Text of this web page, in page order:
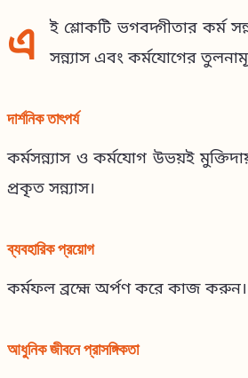
এ
ই শ্লোকটি ভগবদ্গীতার কর্ম
সন্ন্যাস এবং কর্মযোগের
দার্শনিক তাৎপর্য
কর্মসন্ন্যাস ও কর্মযোগ উভয়ই
প্রকৃত সন্ন্যাস।
ব্যবহারিক প্রয়োগ
কর্মফল ব্রহ্মে অর্পণ করে কাজ
আধুনিক জীবনে প্রাসঙ্গিকতা